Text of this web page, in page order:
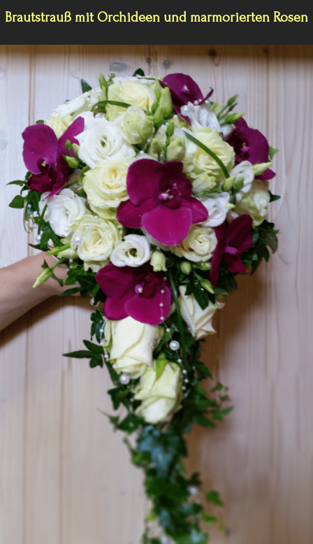
Brautstrauß mit Orchideen und marmorierten Rosen